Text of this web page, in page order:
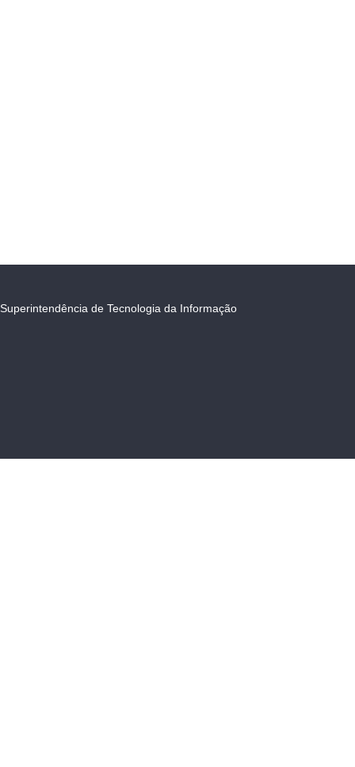
Superintendência de Tecnologia da Informação